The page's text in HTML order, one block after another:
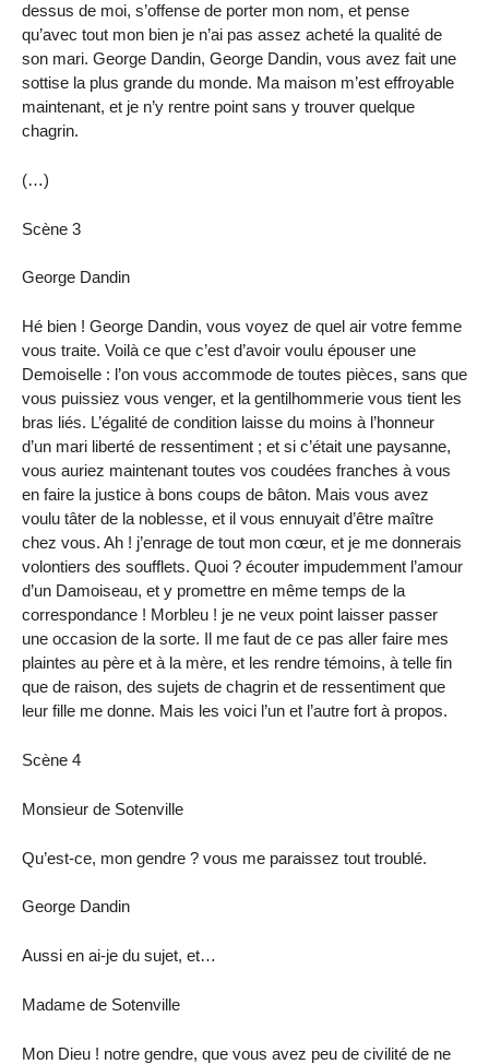
dessus de moi, s’offense de porter mon nom, et pense
qu’avec tout mon bien je n’ai pas assez acheté la qualité de
son mari. George Dandin, George Dandin, vous avez fait une
sottise la plus grande du monde. Ma maison m’est effroyable
maintenant, et je n’y rentre point sans y trouver quelque
chagrin.
(…)
Scène 3
George Dandin
Hé bien ! George Dandin, vous voyez de quel air votre femme
vous traite. Voilà ce que c’est d’avoir voulu épouser une
Demoiselle : l’on vous accommode de toutes pièces, sans que
vous puissiez vous venger, et la gentilhommerie vous tient les
bras liés. L’égalité de condition laisse du moins à l’honneur
d’un mari liberté de ressentiment ; et si c’était une paysanne,
vous auriez maintenant toutes vos coudées franches à vous
en faire la justice à bons coups de bâton. Mais vous avez
voulu tâter de la noblesse, et il vous ennuyait d’être maître
chez vous. Ah ! j’enrage de tout mon cœur, et je me donnerais
volontiers des soufflets. Quoi ? écouter impudemment l’amour
d’un Damoiseau, et y promettre en même temps de la
correspondance ! Morbleu ! je ne veux point laisser passer
une occasion de la sorte. Il me faut de ce pas aller faire mes
plaintes au père et à la mère, et les rendre témoins, à telle fin
que de raison, des sujets de chagrin et de ressentiment que
leur fille me donne. Mais les voici l’un et l’autre fort à propos.
Scène 4
Monsieur de Sotenville
Qu’est-ce, mon gendre ? vous me paraissez tout troublé.
George Dandin
Aussi en ai-je du sujet, et…
Madame de Sotenville
Mon Dieu ! notre gendre, que vous avez peu de civilité de ne